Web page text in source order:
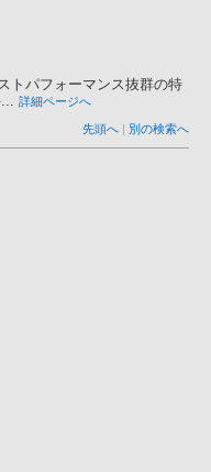
トパフォーマンス抜群の特
詳細ページへ
先頭へ | 別の検索へ